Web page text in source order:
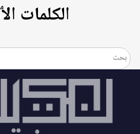
الكلمات